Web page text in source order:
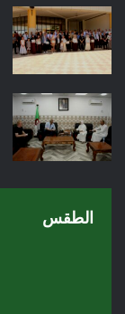
الطقس